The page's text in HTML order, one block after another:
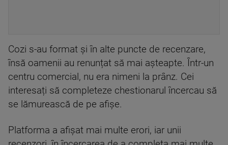
Cozi s-au format și în alte puncte de recenzare,
însă oamenii au renunțat să mai așteapte. Într-un
centru comercial, nu era nimeni la prânz. Cei
interesați să completeze chestionarul încercau să
se lămurească de pe afișe.
Platforma a afișat mai multe erori, iar unii